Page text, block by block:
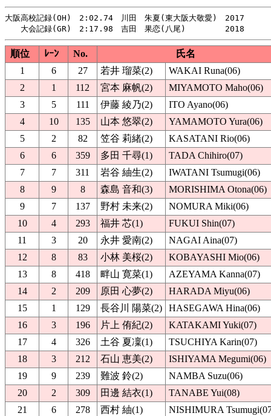
大阪高校記録(OH)　2:02.74　川田　朱夏(東大阪大敬愛)　2017
順位 ﾚｰﾝ No.
氏名
1
6 27 若井 瑠菜(2)
WAKAI Runa(06)
2
1 112 宮本 麻帆(2)
MIYAMOTO Maho(06)
3
5 111 伊藤 綾乃(2)
ITO Ayano(06)
4
10 135 山本 悠翠(2)
YAMAMOTO Yura(06)
5
2 82 笠谷 莉緒(2)
KASATANI Rio(06)
6
6 359 多田 千尋(1)
TADA Chihiro(07)
7
7 311 岩谷 紬生(2)
IWATANI Tsumugi(06)
8
9 8 森島 音和(3)
MORISHIMA Otona(06)
9
7 137 野村 未来(2)
NOMURA Miki(06)
10
4 293 福井 芯(1)
FUKUI Shin(07)
11
3 20 永井 愛南(2)
NAGAI Aina(07)
12
8 83 小林 美桜(2)
KOBAYASHI Mio(06)
13
8 418 畔山 寛菜(1)
AZEYAMA Kanna(07)
14
2 209 原田 心夢(2)
HARADA Miyu(06)
15
1 129 長谷川 陽菜(2)
HASEGAWA Hina(06)
16
3 196 片上 侑紀(2)
KATAKAMI Yuki(07)
17
4 326 土谷 夏凜(1)
TSUCHIYA Karin(07)
18
3 212 石山 恵美(2)
ISHIYAMA Megumi(06)
19
9 239 難波 鈴(2)
NAMBA Suzu(06)
20
2 309 田邊 結衣(1)
TANABE Yui(08)
21
6 278 西村 紬(1)
NISHIMURA